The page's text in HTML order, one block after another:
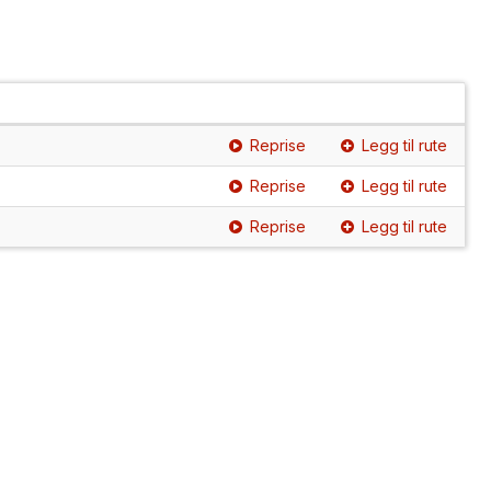
Reprise Legg til rute
Reprise Legg til rute
Reprise Legg til rute